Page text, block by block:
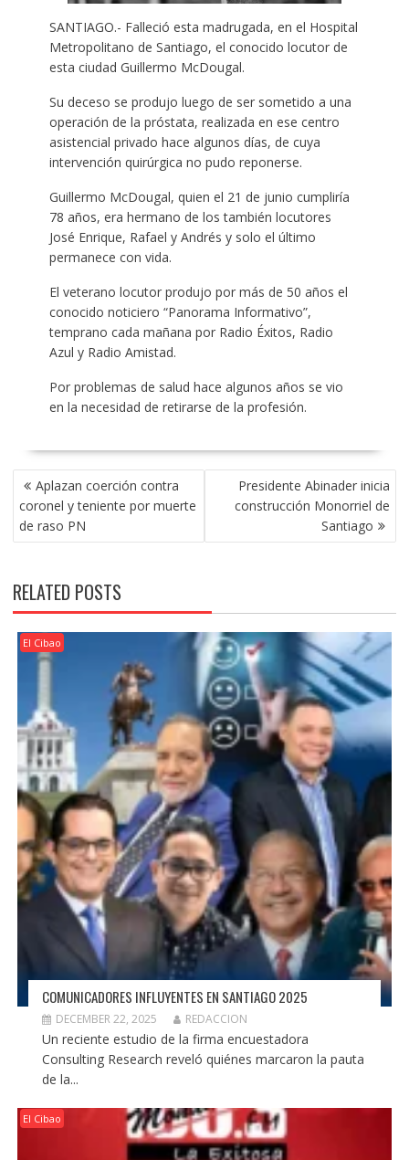
SANTIAGO.- Falleció esta madrugada, en el Hospital
Metropolitano de Santiago, el conocido locutor de
esta ciudad Guillermo McDougal.
Su deceso se produjo luego de ser sometido a una
operación de la próstata, realizada en ese centro
asistencial privado hace algunos días, de cuya
intervención quirúrgica no pudo reponerse.
Guillermo McDougal, quien el 21 de junio cumpliría
78 años, era hermano de los también locutores
José Enrique, Rafael y Andrés y solo el último
permanece con vida.
El veterano locutor produjo por más de 50 años el
conocido noticiero “Panorama Informativo”,
temprano cada mañana por Radio Éxitos, Radio
Azul y Radio Amistad.
Por problemas de salud hace algunos años se vio
en la necesidad de retirarse de la profesión.
POST
NAVIGATION
Aplazan coerción contra
coronel y teniente por muerte
de raso PN
Presidente Abinader inicia
construcción Monorriel de
Santiago
RELATED POSTS
El Cibao
COMUNICADORES INFLUYENTES EN SANTIAGO 2025
DECEMBER 22, 2025 REDACCION
Un reciente estudio de la firma encuestadora
Consulting Research reveló quiénes marcaron la pauta
de la...
El Cibao